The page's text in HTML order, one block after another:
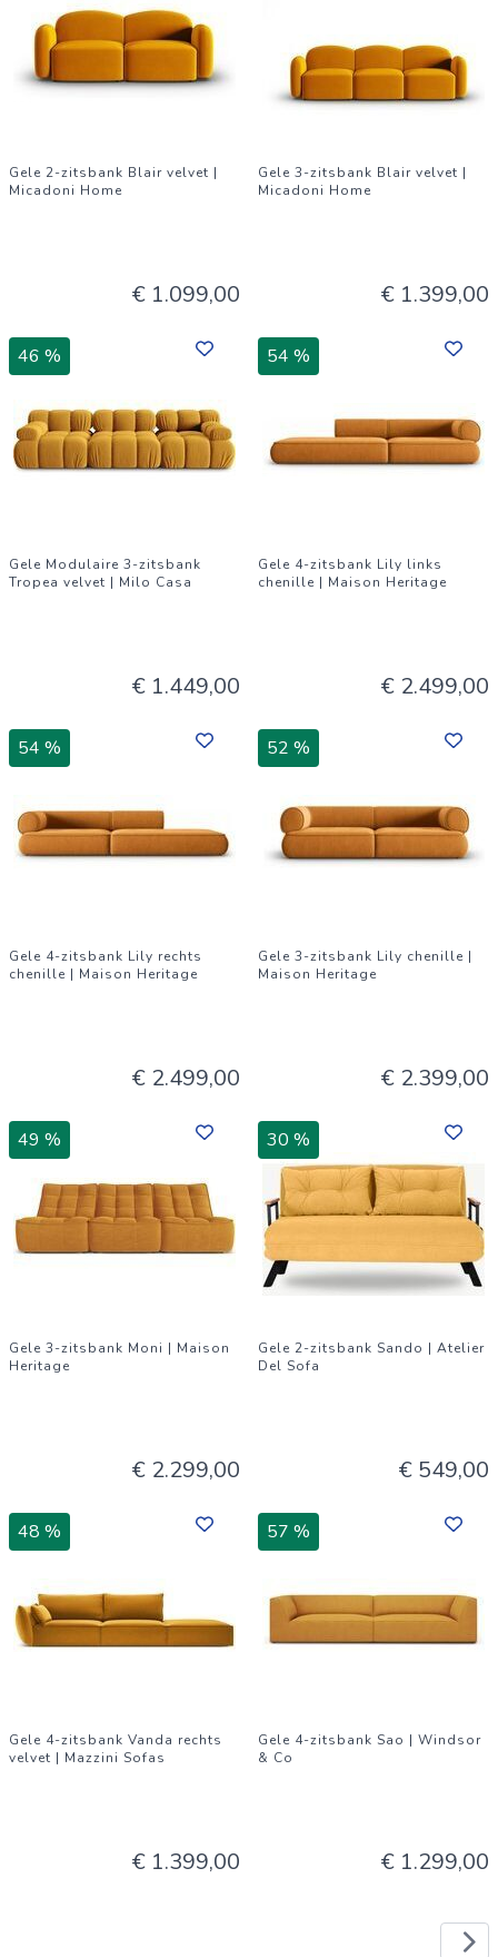
Gele 2-zitsbank Blair velvet |
Micadoni Home
€ 1.099,00
Gele 3-zitsbank Blair velvet |
Micadoni Home
€ 1.399,00
46 %
Gele Modulaire 3-zitsbank
Tropea velvet | Milo Casa
€ 1.449,00
54 %
Gele 4-zitsbank Lily links
chenille | Maison Heritage
€ 2.499,00
54 %
Gele 4-zitsbank Lily rechts
chenille | Maison Heritage
€ 2.499,00
52 %
Gele 3-zitsbank Lily chenille |
Maison Heritage
€ 2.399,00
49 %
Gele 3-zitsbank Moni | Maison
Heritage
€ 2.299,00
30 %
Gele 2-zitsbank Sando | Atelier
Del Sofa
€ 549,00
48 %
Gele 4-zitsbank Vanda rechts
velvet | Mazzini Sofas
€ 1.399,00
57 %
Gele 4-zitsbank Sao | Windsor
& Co
€ 1.299,00